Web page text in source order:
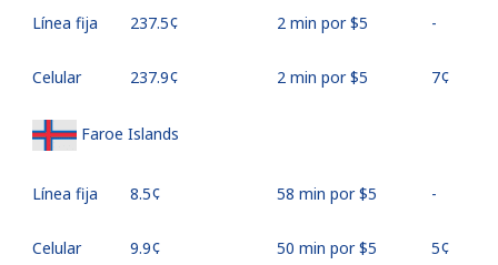
Línea fija ⁦237.5¢⁩ 2 min por ⁦$5⁩ -
Celular ⁦237.9¢⁩ 2 min por ⁦$5⁩ ⁦7¢⁩
Faroe Islands
Línea fija ⁦8.5¢⁩ 58 min por ⁦$5⁩ -
Celular ⁦9.9¢⁩ 50 min por ⁦$5⁩ ⁦5¢⁩